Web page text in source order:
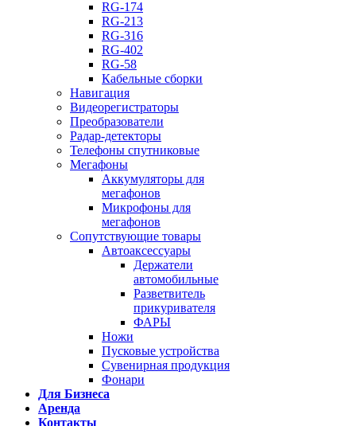
RG-174
RG-213
RG-316
RG-402
RG-58
Кабельные сборки
Навигация
Видеорегистраторы
Преобразователи
Радар-детекторы
Телефоны спутниковые
Мегафоны
Аккумуляторы для
мегафонов
Микрофоны для
мегафонов
Сопутствующие товары
Автоаксессуары
Держатели
автомобильные
Разветвитель
прикуривателя
ФАРЫ
Ножи
Пусковые устройства
Сувенирная продукция
Фонари
Для Бизнеса
Аренда
Контакты